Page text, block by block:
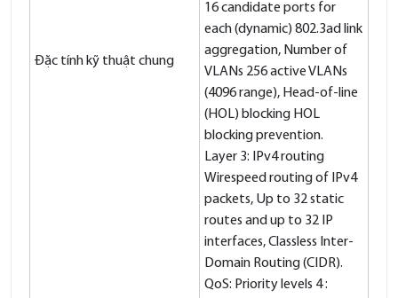
Đặc tính kỹ thuật chung
16 candidate ports for
each (dynamic) 802.3ad link
aggregation, Number of
VLANs 256 active VLANs
(4096 range), Head-of-line
(HOL) blocking HOL
blocking prevention.
Layer 3: IPv4 routing
Wirespeed routing of IPv4
packets, Up to 32 static
routes and up to 32 IP
interfaces, Classless Inter-
Domain Routing (CIDR).
QoS: Priority levels 4 :